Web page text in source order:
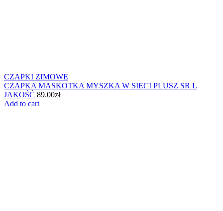
CZAPKI ZIMOWE
CZAPKA MASKOTKA MYSZKA W SIECI PLUSZ SR L
JAKOŚĆ 89.00zł
Add to cart